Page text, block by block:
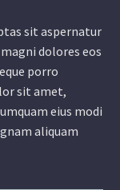
sit aspernatur
dolores eos
porro
sit amet,
eius modi
aliquam